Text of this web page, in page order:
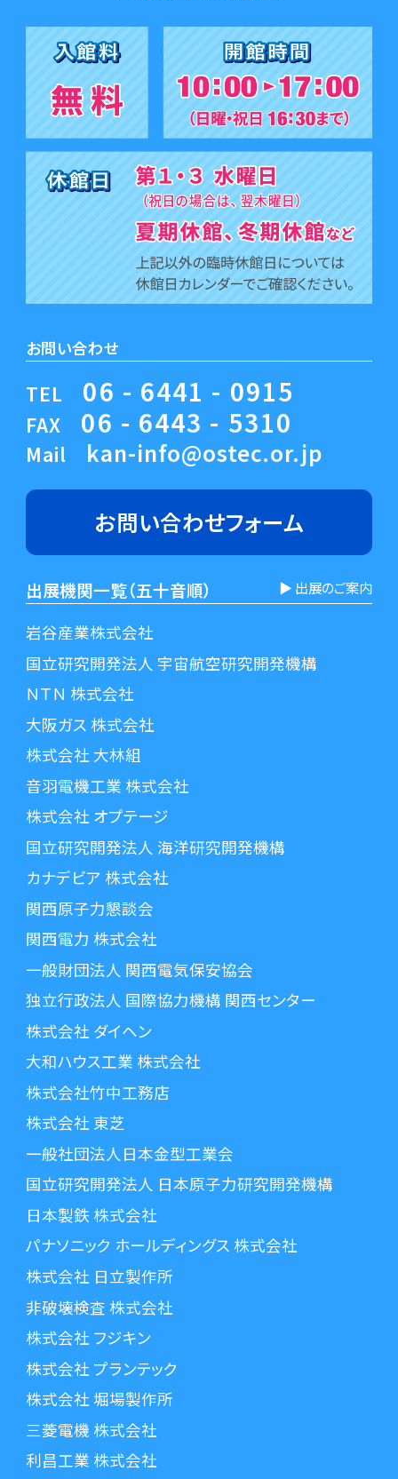
お問い合わせ
TEL 06 - 6441 - 0915
FAX 06 - 6443 - 5310
Mail kan-info@ostec.or.jp
お問い合わせフォーム
出展機関一覧（五十音順） ▶︎ 出展のご案内
岩谷産業株式会社
国立研究開発法人 宇宙航空研究開発機構
ＮＴＮ 株式会社
大阪ガス 株式会社
株式会社 大林組
音羽電機工業 株式会社
株式会社 オプテージ
国立研究開発法人 海洋研究開発機構
カナデビア 株式会社
関西原子力懇談会
関西電力 株式会社
一般財団法人 関西電気保安協会
独立行政法人 国際協力機構 関西センター
株式会社 ダイヘン
大和ハウス工業 株式会社
株式会社竹中工務店
株式会社 東芝
一般社団法人日本金型工業会
国立研究開発法人 日本原子力研究開発機構
日本製鉄 株式会社
パナソニック ホールディングス 株式会社
株式会社 日立製作所
非破壊検査 株式会社
株式会社 フジキン
株式会社 プランテック
株式会社 堀場製作所
三菱電機 株式会社
利昌工業 株式会社